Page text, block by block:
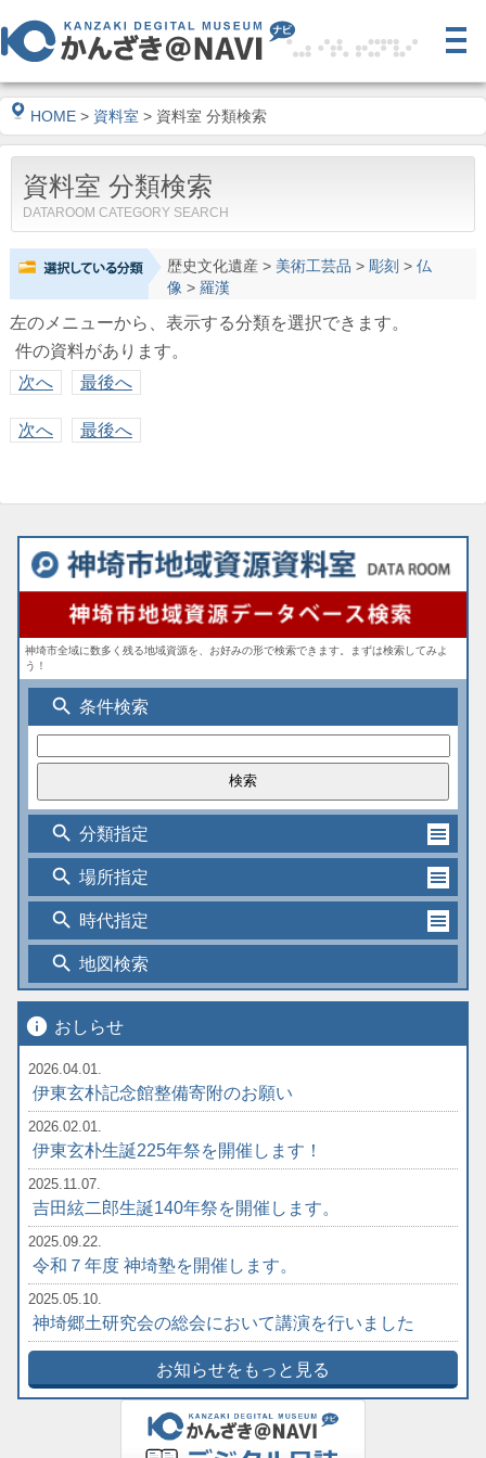
HOME > 資料室 > 資料室 分類検索
資料室 分類検索
DATAROOM CATEGORY SEARCH
歴史文化遺産> 美術工芸品 > 彫刻 > 仏
像> 羅漢
左のメニューから、表示する分類を選択できます。
件の資料があります。
次へ
最後へ
次へ 最後へ
神埼市全域に数多く残る地域資源を、お好みの形で検索できます。まずは検索してみよ
う！
search 条件検索
search 分類指定
search 場所指定
search 時代指定
search 地図検索
info おしらせ
2026.04.01.
伊東玄朴記念館整備寄附のお願い
2026.02.01.
伊東玄朴生誕225年祭を開催します！
2025.11.07.
吉田絃二郎生誕140年祭を開催します。
2025.09.22.
令和７年度 神埼塾を開催します。
2025.05.10.
神埼郷土研究会の総会において講演を行いました
お知らせをもっと見る